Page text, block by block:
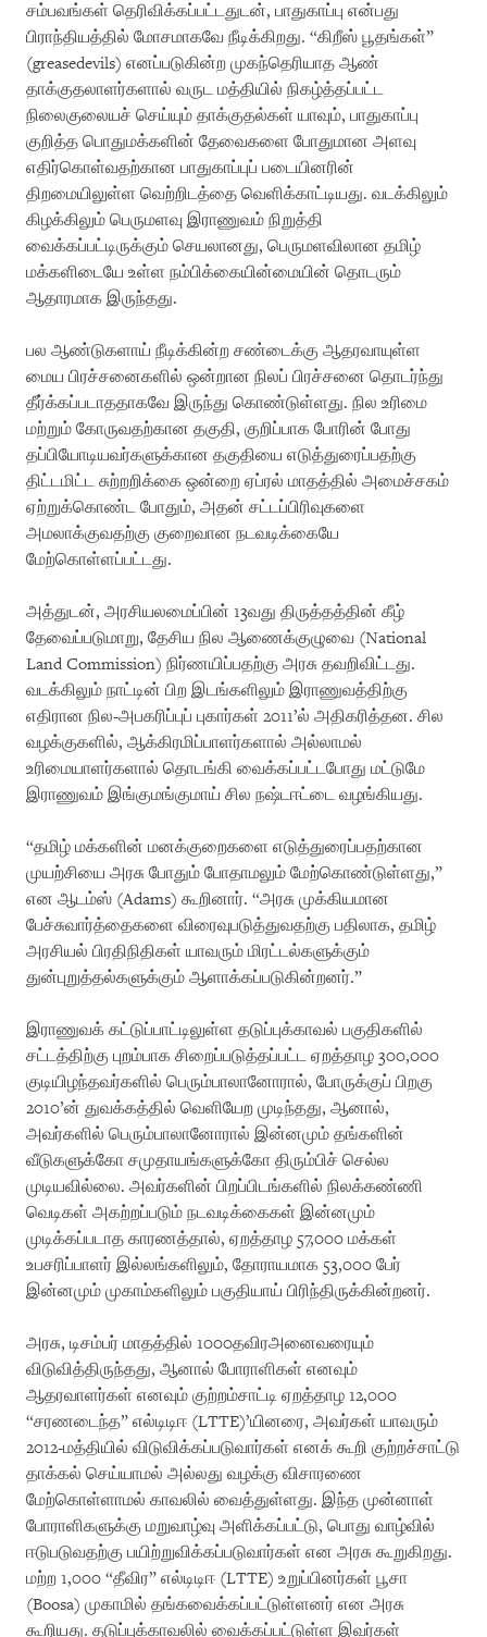
சம்பவங்கள் தெரிவிக்கப்பட்டதுடன், பாதுகாப்பு என்பது
பிராந்தியத்தில் மோசமாகவே நீடிக்கிறது. “கிறீஸ் பூதங்கள்”
(greasedevils) எனப்படுகின்ற முகந்தெரியாத ஆண்
தாக்குதலாளர்களால் வருட மத்தியில் நிகழ்த்தப்பட்ட
நிலைகுலையச் செய்யும் தாக்குதல்கள் யாவும், பாதுகாப்பு
குறித்த பொதுமக்களின் தேவைகளை போதுமான அளவு
எதிர்கொள்வதற்கான பாதுகாப்புப் படையினரின்
திறமையிலுள்ள வெற்றிடத்தை வெளிக்காட்டியது. வடக்கிலும்
கிழக்கிலும் பெருமளவு இராணுவம் நிறுத்தி
வைக்கப்பட்டிருக்கும் செயலானது, பெருமளவிலான தமிழ்
மக்களிடையே உள்ள நம்பிக்கையின்மையின் தொடரும்
ஆதாரமாக இருந்தது.
பல ஆண்டுகளாய் நீடிக்கின்ற சண்டைக்கு ஆதரவாயுள்ள
மைய பிரச்சனைகளில் ஒன்றான நிலப் பிரச்சனை தொடர்ந்து
தீர்க்கப்படாததாகவே இருந்து கொண்டுள்ளது. நில உரிமை
மற்றும் கோருவதற்கான தகுதி, குறிப்பாக போரின் போது
தப்பியோடியவர்களுக்கான தகுதியை எடுத்துரைப்பதற்கு
திட்டமிட்ட சுற்றறிக்கை ஒன்றை ஏப்ரல் மாதத்தில் அமைச்சகம்
ஏற்றுக்கொண்ட போதும், அதன் சட்டப்பிரிவுகளை
அமலாக்குவதற்கு குறைவான நடவடிக்கையே
மேற்கொள்ளப்பட்டது.
அத்துடன், அரசியலமைப்பின் 13வது திருத்தத்தின் கீழ்
தேவைப்படுமாறு, தேசிய நில ஆணைக்குழுவை (National
Land Commission) நிர்ணயிப்பதற்கு அரசு தவறிவிட்டது.
வடக்கிலும் நாட்டின் பிற இடங்களிலும் இராணுவத்திற்கு
எதிரான நில-அபகரிப்புப் புகார்கள் 2011’ல் அதிகரித்தன. சில
வழக்குகளில், ஆக்கிரமிப்பாளர்களால் அல்லாமல்
உரிமையாளர்களால் தொடங்கி வைக்கப்பட்டபோது மட்டுமே
இராணுவம் இங்குமங்குமாய் சில நஷ்டஈட்டை வழங்கியது.
“தமிழ் மக்களின் மனக்குறைகளை எடுத்துரைப்பதற்கான
முயற்சியை அரசு போதும் போதாமலும் மேற்கொண்டுள்ளது,”
என ஆடம்ஸ் (Adams) கூறினார். “அரசு முக்கியமான
பேச்சுவார்த்தைகளை விரைவுபடுத்துவதற்கு பதிலாக, தமிழ்
அரசியல் பிரதிநிதிகள் யாவரும் மிரட்டல்களுக்கும்
துன்புறுத்தல்களுக்கும் ஆளாக்கப்படுகின்றனர்.”
இராணுவக் கட்டுப்பாட்டிலுள்ள தடுப்புக்காவல் பகுதிகளில்
சட்டத்திற்கு புறம்பாக சிறைப்படுத்தப்பட்ட ஏறத்தாழ 300,000
குடியிழந்தவர்களில் பெரும்பாலானோரால், போருக்குப் பிறகு
2010’ன் துவக்கத்தில் வெளியேற முடிந்தது, ஆனால்,
அவர்களில் பெரும்பாலானோரால் இன்னமும் தங்களின்
வீடுகளுக்கோ சமுதாயங்களுக்கோ திரும்பிச் செல்ல
முடியவில்லை. அவர்களின் பிறப்பிடங்களில் நிலக்கண்ணி
வெடிகள் அகற்றப்படும் நடவடிக்கைகள் இன்னமும்
முடிக்கப்படாத காரணத்தால், ஏறத்தாழ 57,000 மக்கள்
உபசரிப்பாளர் இல்லங்களிலும், தோராயமாக 53,000 பேர்
இன்னமும் முகாம்களிலும் பகுதியாய் பிரிந்திருக்கின்றனர்.
அரசு, டிசம்பர் மாதத்தில் 1000தவிரஅனைவரையும்
விடுவித்திருந்தது, ஆனால் போராளிகள் எனவும்
ஆதரவாளர்கள் எனவும் குற்றம்சாட்டி ஏறத்தாழ 12,000
“சரணடைந்த” எல்டிடிஈ (LTTE)’யினரை, அவர்கள் யாவரும்
2012-மத்தியில் விடுவிக்கப்படுவார்கள் எனக் கூறி குற்றச்சாட்டு
தாக்கல் செய்யாமல் அல்லது வழக்கு விசாரணை
மேற்கொள்ளாமல் காவலில் வைத்துள்ளது. இந்த முன்னாள்
போராளிகளுக்கு மறுவாழ்வு அளிக்கப்பட்டு, பொது வாழ்வில்
ஈடுபடுவதற்கு பயிற்றுவிக்கப்படுவார்கள் என அரசு கூறுகிறது.
மற்ற 1,000 “தீவிர” எல்டிடிஈ (LTTE) உறுப்பினர்கள் பூசா
(Boosa) முகாமில் தங்கவைக்கப்பட்டுள்ளனர் என அரசு
கூறியது. தடுப்புக்காவலில் வைக்கப்பட்டுள்ள இவர்கள்